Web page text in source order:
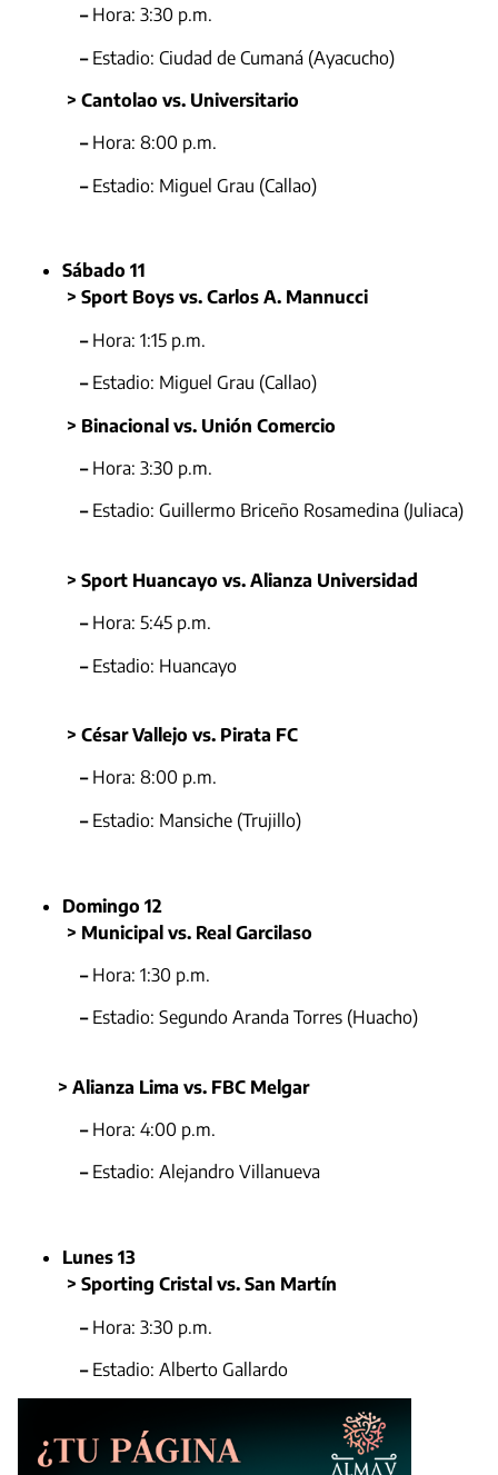
– Hora: 3:30 p.m.
– Estadio: Ciudad de Cumaná (Ayacucho)
> Cantolao vs. Universitario
– Hora: 8:00 p.m.
– Estadio: Miguel Grau (Callao)
Sábado 11
> Sport Boys vs. Carlos A. Mannucci
– Hora: 1:15 p.m.
– Estadio: Miguel Grau (Callao)
> Binacional vs. Unión Comercio
– Hora: 3:30 p.m.
– Estadio: Guillermo Briceño Rosamedina (Juliaca)
> Sport Huancayo vs. Alianza Universidad
– Hora: 5:45 p.m.
– Estadio: Huancayo
> César Vallejo vs. Pirata FC
– Hora: 8:00 p.m.
– Estadio: Mansiche (Trujillo)
Domingo 12
> Municipal vs. Real Garcilaso
– Hora: 1:30 p.m.
– Estadio: Segundo Aranda Torres (Huacho)
> Alianza Lima vs. FBC Melgar
– Hora: 4:00 p.m.
– Estadio: Alejandro Villanueva
Lunes 13
> Sporting Cristal vs. San Martín
– Hora: 3:30 p.m.
– Estadio: Alberto Gallardo